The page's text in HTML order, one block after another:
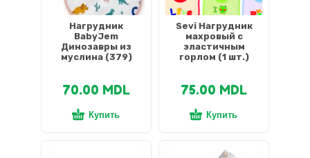
Нагрудник
BabyJem
Динозавры из
муслина (379)
70.00 MDL
Купить
Sevi Нагрудник
махровый с
эластичным
горлом (1 шт.)
75.00 MDL
Купить